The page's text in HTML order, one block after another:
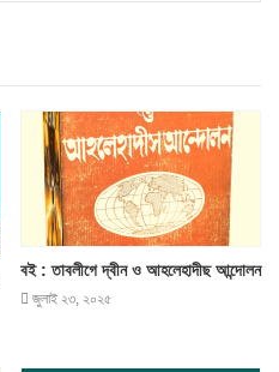
বই : তাবলীগে দ্বীন ও আহলেহাদীছ আন্দোলন
জুলাই ২৩, ২০২৫